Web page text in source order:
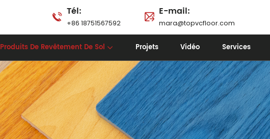
Tél:
+86 18751567592
E-mail:
mara@topvcfloor.com
Produits De Revêtement De Sol Projets Vidéo Services